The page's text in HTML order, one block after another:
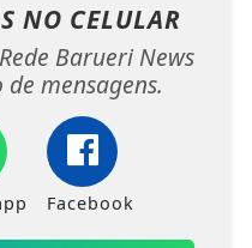
NO CELULAR
Barueri News
mensagens.
Facebook